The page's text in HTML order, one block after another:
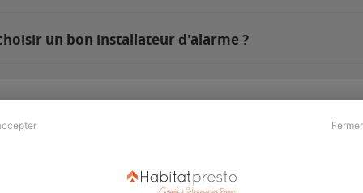
un bon installateur d'alarme ?
Revue de presse